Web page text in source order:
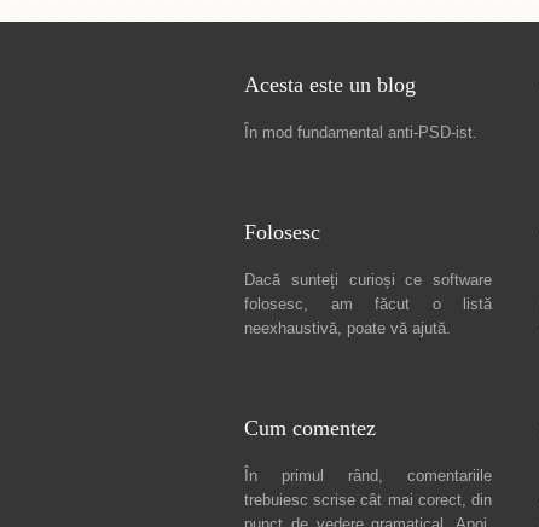
Acesta este un blog
În mod fundamental anti-PSD-ist.
Folosesc
Dacă sunteți curioși ce software
folosesc, am făcut o listă
neexhaustivă, poate vă ajută.
Cum comentez
În primul rând, comentariile
trebuiesc scrise cât mai corect, din